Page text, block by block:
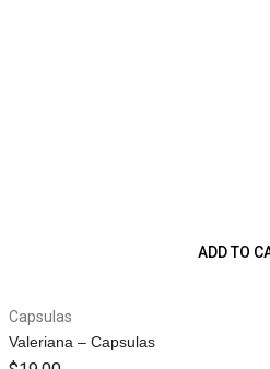
ADD TO
Capsulas
Valeriana – Capsulas